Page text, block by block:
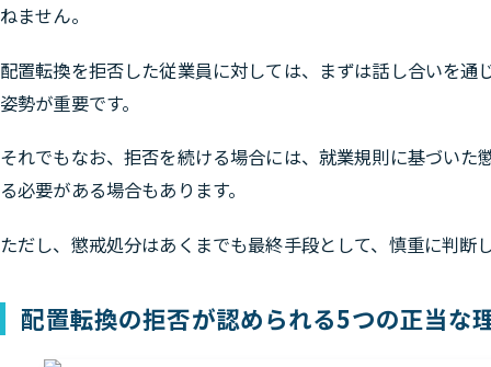
ねません。
配置転換を拒否した従業員に対しては、まずは話し合いを通
姿勢が重要です。
それでもなお、拒否を続ける場合には、就業規則に基づいた
る必要がある場合もあります。
ただし、懲戒処分はあくまでも最終手段として、慎重に判断
配置転換の拒否が認められる5つの正当な